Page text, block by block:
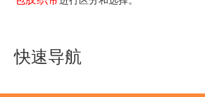
快速导航